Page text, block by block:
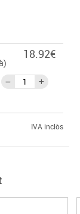
18.92€
IVA inclòs